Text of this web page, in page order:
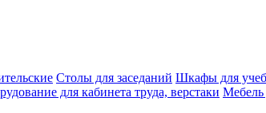
Столы для заседаний Шкафы для
для кабинета труда, верстаки Мебель